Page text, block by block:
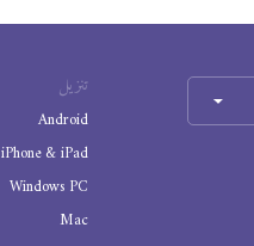
تنزيل
Android
iPhone & iPad
Windows PC
Mac